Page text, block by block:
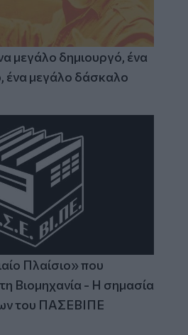
μεγάλο δημιουργό, ένα
ένα μεγάλο δάσκαλο
Πλαίσιο» που
Βιομηχανία - Η σημασία
του ΠΑΣΕΒΙΠΕ